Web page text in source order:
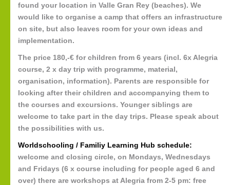
found your location in Valle Gran Rey (beaches). We
would like to organise a camp that offers an infrastructure
on site, but also leaves room for your own ideas and
implementation.
The price 180,-€ for children from 6 years (incl. 6x Alegria
course, 2 x day trip with programme, material,
organisation, information). Parents are responsible for
looking after their children and accompanying them to
the courses and excursions. Younger siblings are
welcome to take part in the day trips. Please speak about
the possibilities with us.
Worldschooling / Familiy Learning Hub schedule:
welcome and closing circle, on Mondays, Wednesdays
and Fridays (6 x course including for people aged 6 and
over) there are workshops at Alegria from 2-5 pm: free